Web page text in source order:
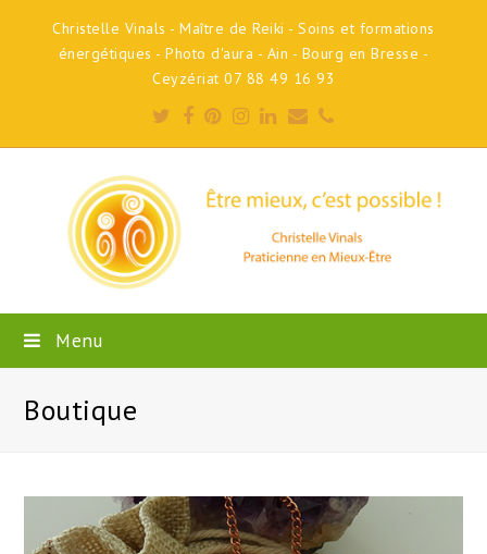
Christelle Vinals - Maître de Reiki - Soins et formations
énergétiques - Photo d'aura - Ain - Bourg en Bresse -
Ceyzériat 07 88 49 16 93
Twitter
Facebook
Pinterest
Instagram
LinkedIn
EmailPhone
Menu
Boutique